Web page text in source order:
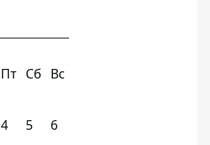
Пт Сб Вс
4 5 6